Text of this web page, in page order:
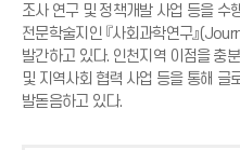
조사 연구 및 정책개발 사업 등을 수
전문학술지인 『사회과학연구』
발간하고 있다. 인천지역 이점을 충
및 지역사회 협력 사업 등을 통해 글
발돋음하고 있다.